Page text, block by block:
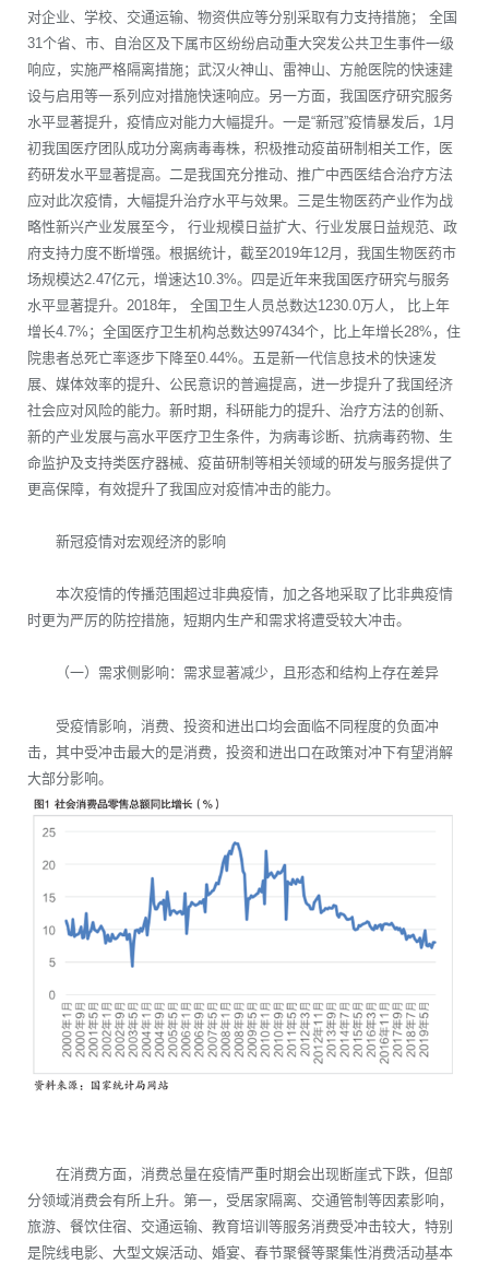
对企业、学校、交通运输、物资供应等分别采取有力支持措施； 全国
31个省、市、自治区及下属市区纷纷启动重大突发公共卫生事件一级
响应，实施严格隔离措施；武汉火神山、雷神山、方舱医院的快速建
设与启用等一系列应对措施快速响应。另一方面，我国医疗研究服务
水平显著提升，疫情应对能力大幅提升。一是“新冠”疫情暴发后，1月
初我国医疗团队成功分离病毒毒株，积极推动疫苗研制相关工作，医
药研发水平显著提高。二是我国充分推动、推广中西医结合治疗方法
应对此次疫情，大幅提升治疗水平与效果。三是生物医药产业作为战
略性新兴产业发展至今， 行业规模日益扩大、行业发展日益规范、政
府支持力度不断增强。根据统计，截至2019年12月，我国生物医药市
场规模达2.47亿元，增速达10.3%。四是近年来我国医疗研究与服务
水平显著提升。2018年， 全国卫生人员总数达1230.0万人， 比上年
增长4.7%；全国医疗卫生机构总数达997434个，比上年增长28%，住
院患者总死亡率逐步下降至0.44%。五是新一代信息技术的快速发
展、媒体效率的提升、公民意识的普遍提高，进一步提升了我国经济
社会应对风险的能力。新时期，科研能力的提升、治疗方法的创新、
新的产业发展与高水平医疗卫生条件，为病毒诊断、抗病毒药物、生
命监护及支持类医疗器械、疫苗研制等相关领域的研发与服务提供了
更高保障，有效提升了我国应对疫情冲击的能力。
新冠疫情对宏观经济的影响
本次疫情的传播范围超过非典疫情，加之各地采取了比非典疫情
时更为严厉的防控措施，短期内生产和需求将遭受较大冲击。
（一）需求侧影响：需求显著减少，且形态和结构上存在差异
受疫情影响，消费、投资和进出口均会面临不同程度的负面冲
击，其中受冲击最大的是消费，投资和进出口在政策对冲下有望消解
大部分影响。
在消费方面，消费总量在疫情严重时期会出现断崖式下跌，但部
分领域消费会有所上升。第一，受居家隔离、交通管制等因素影响，
旅游、餐饮住宿、交通运输、教育培训等服务消费受冲击较大，特别
是院线电影、大型文娱活动、婚宴、春节聚餐等聚集性消费活动基本